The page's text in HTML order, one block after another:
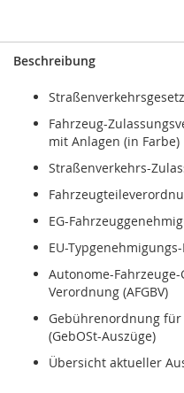
Beschreibung
Fahrzeug-
mit Anlagen (in Farbe)
Straßenverkehrs-
EG-
EU-
Autonome-
Verordnung (AFGBV)
Gebührenordnung
(GebOSt-Auszüge)
Übersicht aktueller